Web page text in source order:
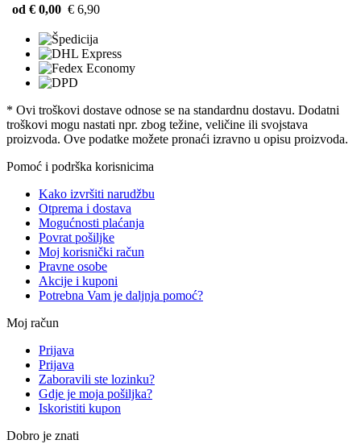
od € 0,00 € 6,90
* Ovi troškovi dostave odnose se na standardnu ​​dostavu. Dodatni
troškovi mogu nastati npr. zbog težine, veličine ili svojstava
proizvoda. Ove podatke možete pronaći izravno u opisu proizvoda.
Pomoć i podrška korisnicima
Kako izvršiti narudžbu
Otprema i dostava
Mogućnosti plaćanja
Povrat pošiljke
Moj korisnički račun
Pravne osobe
Akcije i kuponi
Potrebna Vam je daljnja pomoć?
Moj račun
Prijava
Prijava
Zaboravili ste lozinku?
Gdje je moja pošiljka?
Iskoristiti kupon
Dobro je znati